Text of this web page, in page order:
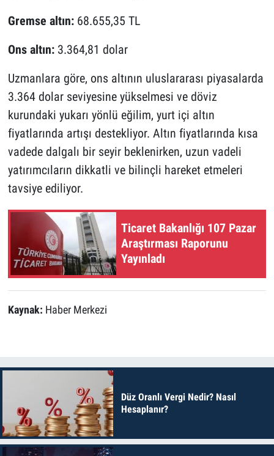
Gremse altın:68.655,35 TL
Ons altın:3.364,81 dolar
Uzmanlara göre, ons altının uluslararası piyasalarda
3.364 dolar seviyesine yükselmesi ve döviz
kurundaki yukarı yönlü eğilim, yurt içi altın
fiyatlarında artışı destekliyor. Altın fiyatlarında kısa
vadede dalgalı bir seyir beklenirken, uzun vadeli
yatırımcıların dikkatli ve bilinçli hareket etmeleri
tavsiye ediliyor.
Ticaret Bakanlığı 107 Pazar
Araştırması Raporunu
Yayınladı
Kaynak: Haber Merkezi
Düz Oranlı Vergi Nedir? Nasıl
Hesaplanır?